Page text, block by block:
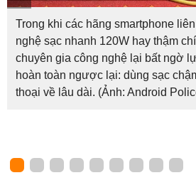
Trong khi các hãng smartphone
nghệ sạc nhanh 120W hay thậm
chuyên gia công nghệ lại bất ngờ
hoàn toàn ngược lại: dùng sạc
thoại về lâu dài. (Ảnh: Android